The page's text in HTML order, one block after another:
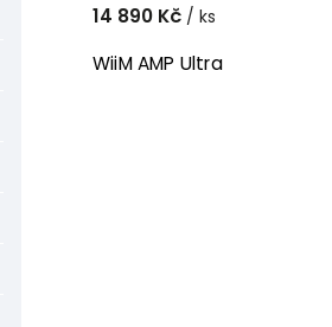
WiiM AMP Ultra
14 890 Kč / ks